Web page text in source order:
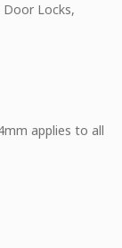
Locks,
applies to all